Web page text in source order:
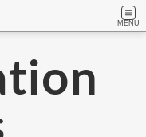
MENU